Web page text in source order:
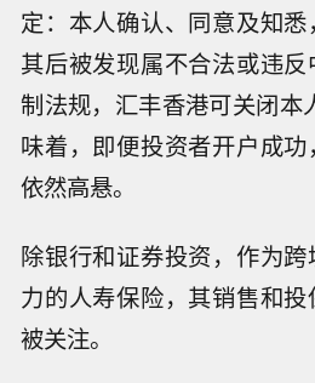
定：本人确认、同意及知
其后被发现属不合法或违
制法规，汇丰香港可关闭本
味着，即便投资者开户成
依然高悬。
除银行和证券投资，作为
力的人寿保险，其销售和
被关注。